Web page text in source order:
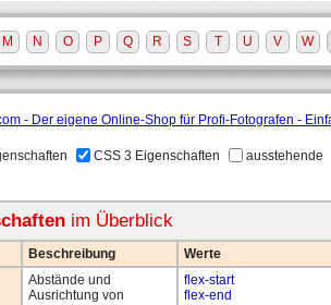
CSS 3 Eigenschaften ausstehende
im Überblick
Beschreibung Werte
Abstände und
Ausrichtung von
flex-start
flex-end
M N O P Q R S T U V W